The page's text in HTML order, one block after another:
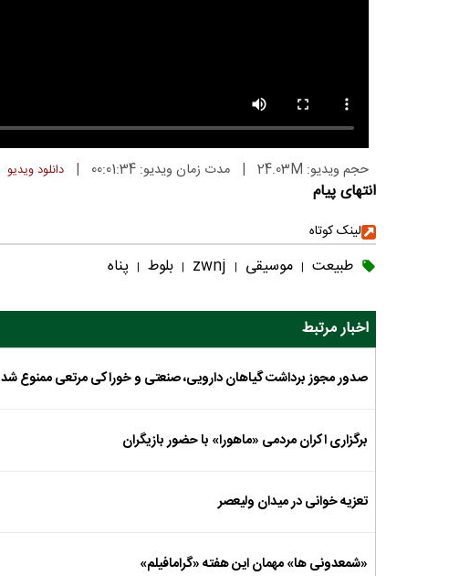
حجم ویدیو: 24.03M | مدت زمان ویدیو: 00:01:34 | دانلود ویدیو
انتهای پیام
لینک کوتاه
طبیعت | موسیقی |
zwnj
| بلوط | پناه
اخبار مرتبط
صدور مجوز برداشت گیاهان دارویی، صنعتی و خوراکی مرتعی ممنوع شد
برگزاری اکران مردمی «ماهورا» با حضور بازیگران
تعزیه خوانی در میدان ولیعصر
«شمعدونی ها» مهمان این هفته «گرامافیلم»